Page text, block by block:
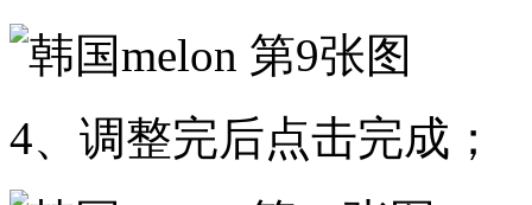
4、调整完后点击完成；